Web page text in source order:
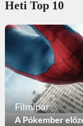
Heti Top 10
Filmipar
A Pókember